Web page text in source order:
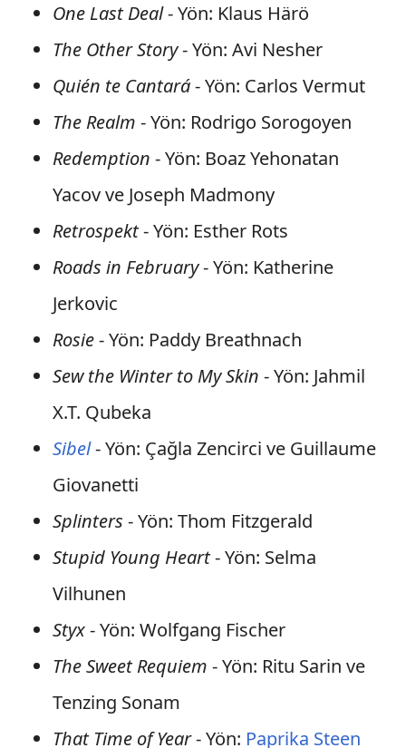
One Last Deal- Yön: Klaus Härö
The Other Story- Yön: Avi Nesher
Quién te Cantará- Yön: Carlos Vermut
The Realm - Yön: Rodrigo Sorogoyen
Redemption - Yön: Boaz Yehonatan
Yacov ve Joseph Madmony
Retrospekt- Yön: Esther Rots
Roads in February- Yön: Katherine
Jerkovic
Rosie- Yön: Paddy Breathnach
Sew the Winter to My Skin - Yön: Jahmil
X.T. Qubeka
Sibel- Yön: Çağla Zencirci ve Guillaume
Giovanetti
Splinters - Yön: Thom Fitzgerald
Stupid Young Heart- Yön: Selma
Vilhunen
Styx- Yön: Wolfgang Fischer
The Sweet Requiem - Yön: Ritu Sarin ve
Tenzing Sonam
That Time of Year- Yön: Paprika Steen